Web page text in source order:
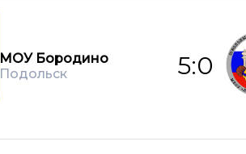
МОУ Бородино
Подольск
5:0